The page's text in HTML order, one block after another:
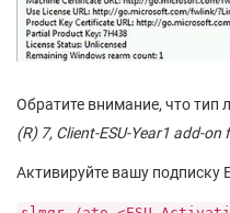
Обратите внимание, что тип
(R) 7, Client-ESU-Year1 add-
Активируйте вашу подписку